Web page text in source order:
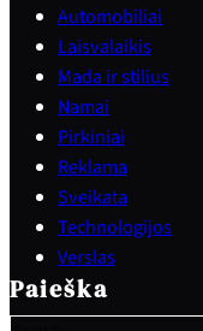
Automobiliai
Laisvalaikis
Mada ir stilius
Namai
Pirkiniai
Reklama
Sveikata
Technologijos
Verslas
Paieška
e
a